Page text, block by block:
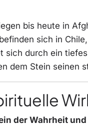
bis heute in
sich in
sich durch ein
dem Stein seinen
der Wahrheit